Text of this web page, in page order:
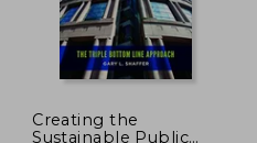
Creating the
Sustainable Public